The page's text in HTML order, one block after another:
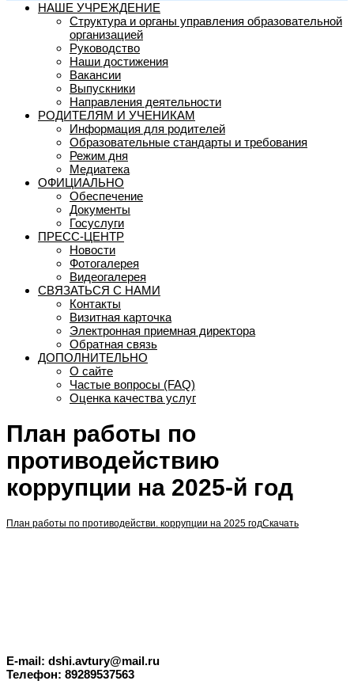
НАШЕ УЧРЕЖДЕНИЕ
Структура и органы управления образовательной
организацией
Руководство
Наши достижения
Вакансии
Выпускники
Направления деятельности
РОДИТЕЛЯМ И УЧЕНИКАМ
Информация для родителей
Образовательные стандарты и требования
Режим дня
Медиатека
ОФИЦИАЛЬНО
Обеспечение
Документы
Госуслуги
ПРЕСС-ЦЕНТР
Новости
Фотогалерея
Видеогалерея
СВЯЗАТЬСЯ С НАМИ
Контакты
Визитная карточка
Электронная приемная директора
Обратная связь
ДОПОЛНИТЕЛЬНО
О сайте
Частые вопросы (FAQ)
Оценка качества услуг
План работы по
противодействию
коррупции на 2025-й год
План работы по противодействи. коррупции на 2025 годСкачать
E-mail: dshi.avtury@mail.ru
Телефон: 89289537563